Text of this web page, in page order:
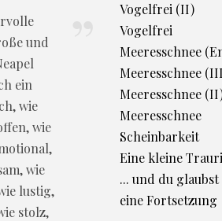
und
ein
wie
wie
wie
lustig,
stolz,
Vogelfrei (II)
Vogelfrei
Meeresschnee
Meeresschnee
Meeresschnee
Meeresschnee
Scheinbarkeit
Eine kleine
... und du
eine Fortsetzung